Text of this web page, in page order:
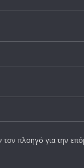
πλοηγό για την